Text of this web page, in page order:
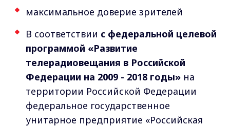
максимальное доверие зрителей
В соответствии с федеральной целевой
программой «Развитие
телерадиовещания в Российской
Федерации на 2009 - 2018 годы» на
территории Российской Федерации
федеральное государственное
унитарное предприятие «Российская